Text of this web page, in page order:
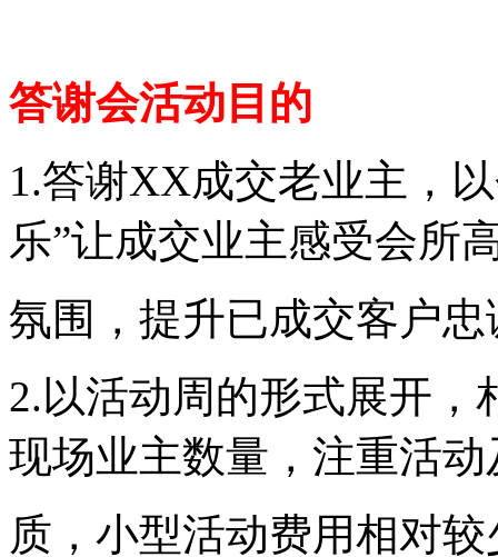
答谢会活动目的
1.答谢XX成交老业主，
乐”让成交业主感受会所
氛围，提升已成交客户
2.以活动周的形式展开
现场业主数量，注重活
质，小型活动费用相对